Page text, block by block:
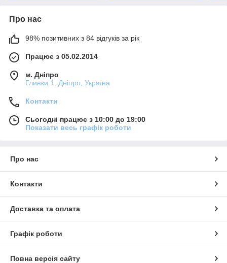
Про нас
98% позитивних з 84 відгуків за рік
Працює з 05.02.2014
м. Дніпро
Глинки 1, Дніпро, Україна
Контакти
Сьогодні працює з 10:00 до 19:00
Показати весь графік роботи
Про нас
Контакти
Доставка та оплата
Графік роботи
Повна версія сайту